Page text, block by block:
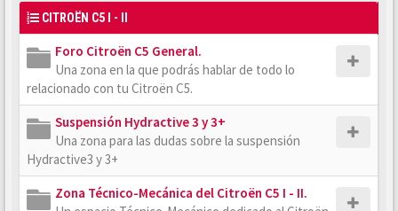
CITROËN C5 I - II
Foro Citroën C5 General.
Una zona en la que podrás hablar de todo lo
relacionado con tu Citroën C5.
Suspensión Hydractive 3 y 3+
Una zona para las dudas sobre la suspensión
Hydractive3 y 3+
Zona Técnico-Mecánica del Citroën C5 I - II.